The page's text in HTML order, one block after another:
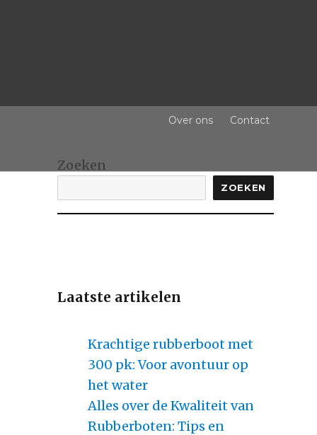
Over ons Contact
Zoeken
ZOEKEN
Laatste artikelen
Krachtige rubberboot met
300 pk: Voor avontuur op
het water
Alles over de Kwaliteit van
Rubberboten: Tips en